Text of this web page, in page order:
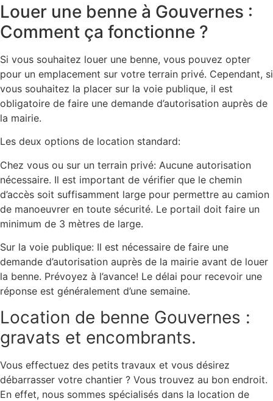
Louer une benne à Gouvernes :
Comment ça fonctionne ?
Si vous souhaitez louer une benne, vous pouvez opter
pour un emplacement sur votre terrain privé. Cependant, si
vous souhaitez la placer sur la voie publique, il est
obligatoire de faire une demande d’autorisation auprès de
la mairie.
Les deux options de location standard:
Chez vous ou sur un terrain privé: Aucune autorisation
nécessaire. Il est important de vérifier que le chemin
d’accès soit suffisamment large pour permettre au camion
de manoeuvrer en toute sécurité. Le portail doit faire un
minimum de 3 mètres de large.
Sur la voie publique: Il est nécessaire de faire une
demande d’autorisation auprès de la mairie avant de louer
la benne. Prévoyez à l’avance! Le délai pour recevoir une
réponse est généralement d’une semaine.
Location de benne Gouvernes :
gravats et encombrants.
Vous effectuez des petits travaux et vous désirez
débarrasser votre chantier ? Vous trouvez au bon endroit.
En effet, nous sommes spécialisés dans la location de